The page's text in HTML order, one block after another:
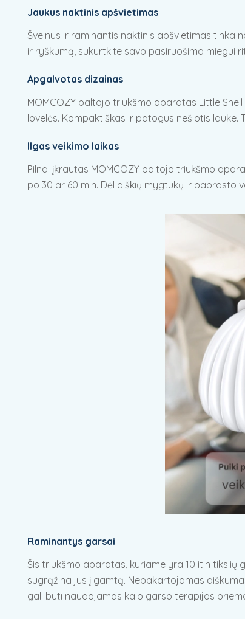
Jaukus naktinis apšvietimas
Švelnus ir raminantis naktinis apšvietimas tinka
ir ryškumą, sukurtkite savo pasiruošimo miegui
Apgalvotas dizainas
MOMCOZY baltojo triukšmo aparatas Little
lovelės. Kompaktiškas ir patogus nešiotis
Ilgas veikimo laikas
Pilnai įkrautas MOMCOZY baltojo triukšmo
po 30 ar 60 min. Dėl aiškių mygtukų ir paprasto
Raminantys garsai
Šis triukšmo aparatas, kuriame yra 10 itin
sugrąžina jus į gamtą. Nepakartojamas
gali būti naudojamas kaip garso terapijos